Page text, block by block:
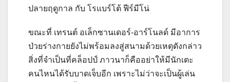
ปลายฤดูกาล กับ โรแบร์โต้ ฟีร์มีโน่
ขณะที่ เทรนต์ อเล็กซานเดอร์-อาร์โนลด์ มีอาการ
ป่วยร่างกายยังไม่พร้อมลงสู่สนามด้วยเหตุดังกล่าว
สิ่งที่จำเป็นที่คล็อปป์ ภาวนาก็คืออย่าให้มีนักเตะ
คนไหนได้รับบาดเจ็บอีก เพราะไม่ว่าจะเป็นผู้เล่น